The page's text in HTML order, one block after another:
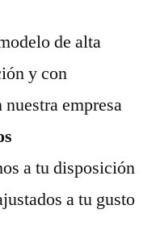
de alta
y con
empresa
a tu disposición
a tu gusto